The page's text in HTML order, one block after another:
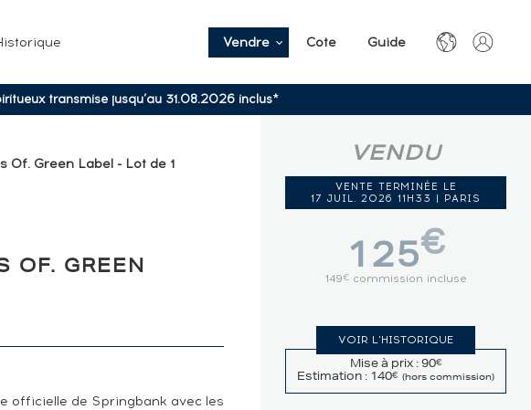
Vendre Cote Guide
transmise jusqu’au 31.08.2026 inclus*
Of. Green Label - Lot de 1
OF. GREEN
officielle de Springbank avec les
VENDU
VENTE TERMINÉE LE
17 JUIL. 2026 11H33 | PARIS
125€
149€commission incluse
VOIR L'HISTORIQUE
Mise à prix : 90€
Estimation : 140€ (hors commission)